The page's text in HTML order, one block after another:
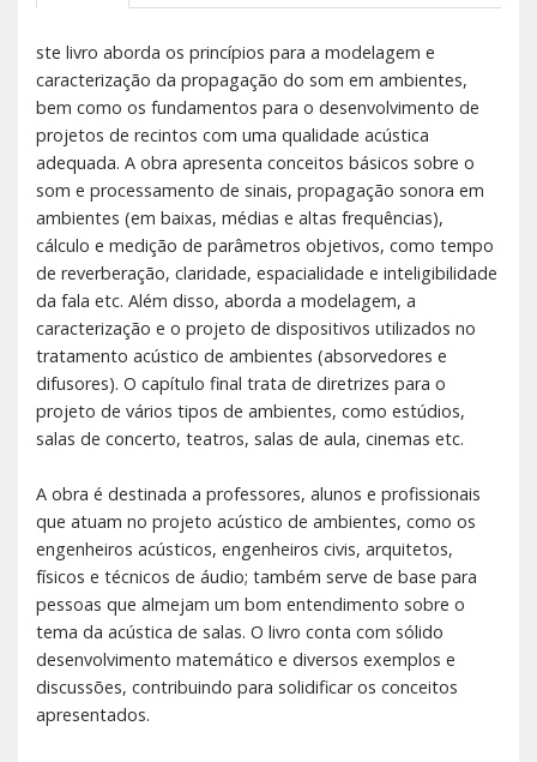
ste livro aborda os princípios para a modelagem e
caracterização da propagação do som em ambientes,
bem como os fundamentos para o desenvolvimento de
projetos de recintos com uma qualidade acústica
adequada. A obra apresenta conceitos básicos sobre o
som e processamento de sinais, propagação sonora em
ambientes (em baixas, médias e altas frequências),
cálculo e medição de parâmetros objetivos, como tempo
de reverberação, claridade, espacialidade e inteligibilidade
da fala etc. Além disso, aborda a modelagem, a
caracterização e o projeto de dispositivos utilizados no
tratamento acústico de ambientes (absorvedores e
difusores). O capítulo final trata de diretrizes para o
projeto de vários tipos de ambientes, como estúdios,
salas de concerto, teatros, salas de aula, cinemas etc.
A obra é destinada a professores, alunos e profissionais
que atuam no projeto acústico de ambientes, como os
engenheiros acústicos, engenheiros civis, arquitetos,
físicos e técnicos de áudio; também serve de base para
pessoas que almejam um bom entendimento sobre o
tema da acústica de salas. O livro conta com sólido
desenvolvimento matemático e diversos exemplos e
discussões, contribuindo para solidificar os conceitos
apresentados.